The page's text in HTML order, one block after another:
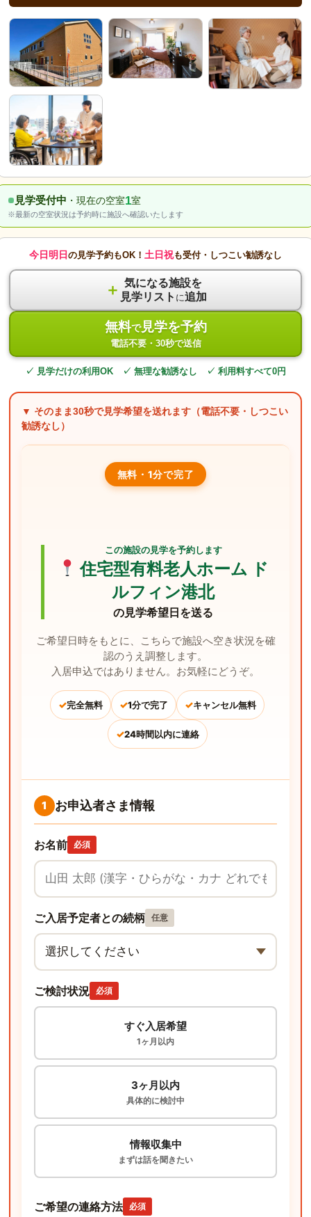
見学受付中 ・現在の空室1室
※最新の空室状況は予約時に施設へ確認いたします
今日明日 の見学予約もOK！ 土日祝も受付・しつこい勧誘なし
＋ 気になる施設を
見学リスト に追加
無料で見学を予約
電話不要・30秒で送信
✓ 見学だけの利用OK ✓ 無理な勧誘なし ✓ 利用料すべて0円
▼ そのまま30秒で見学希望を送れます（電話不要・しつこい
勧誘なし）
無料・1分で完了
この施設の見学を予約します
住宅型有料老人ホーム ド
ルフィン港北
の見学希望日を送る
ご希望日時をもとに、こちらで施設へ空き状況を確
認のうえ調整します。
入居申込ではありません。お気軽にどうぞ。
✓完全無料 ✓1分で完了 ✓キャンセル無料
✓24時間以内に連絡
1 お申込者さま情報
お名前 必須
ご入居予定者との続柄 任意
ご検討状況 必須
すぐ入居希望
1ヶ月以内
3ヶ月以内
具体的に検討中
情報収集中
まずは話を聞きたい
ご希望の連絡方法 必須